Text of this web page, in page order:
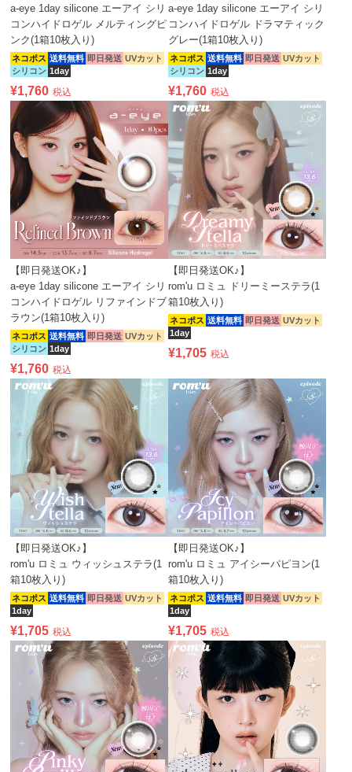
a-eye 1day silicone エーアイ シリ
コンハイドロゲル メルティングピ
ンク(1箱10枚入り)
ネコポス 送料無料 即日発送 UVカット
シリコン 1day
¥1,760 税込
a-eye 1day silicone エーアイ シリ
コンハイドロゲル ドラマティック
グレー(1箱10枚入り)
ネコポス 送料無料 即日発送 UVカット
シリコン 1day
¥1,760 税込
【即日発送OK♪】
a-eye 1day silicone エーアイ シリ
コンハイドロゲル リファインドブ
ラウン(1箱10枚入り)
ネコポス 送料無料 即日発送 UVカット
シリコン 1day
¥1,760 税込
【即日発送OK♪】
rom'u ロミュ ドリーミーステラ(1
箱10枚入り)
ネコポス 送料無料 即日発送 UVカット
1day
¥1,705 税込
【即日発送OK♪】
rom'u ロミュ ウィッシュステラ(1
箱10枚入り)
ネコポス 送料無料 即日発送 UVカット
1day
¥1,705 税込
【即日発送OK♪】
rom'u ロミュ アイシーパピヨン(1
箱10枚入り)
ネコポス 送料無料 即日発送 UVカット
1day
¥1,705 税込